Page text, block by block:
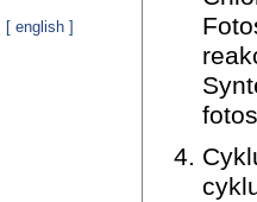
[ english ]